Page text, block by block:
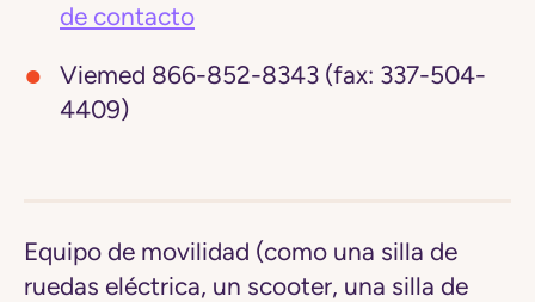
de contacto
Viemed 866-852-8343 (fax: 337-504-
4409)
Equipo de movilidad (como una silla de
ruedas eléctrica, un scooter, una silla de